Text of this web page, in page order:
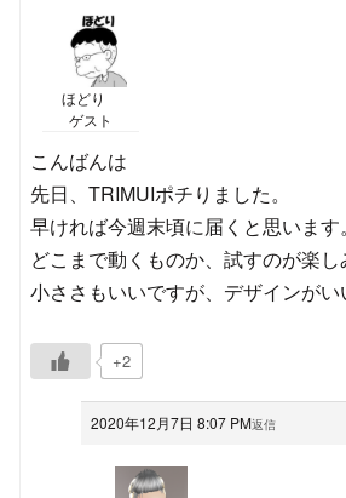
ほどり
ゲスト
こんばんは
先日、TRIMUIポチりました。
早ければ今週末頃に届くと思います。
どこまで動くものか、試すのが楽し
小ささもいいですが、デザインがい
+2
2020年12月7日 8:07 PM返信